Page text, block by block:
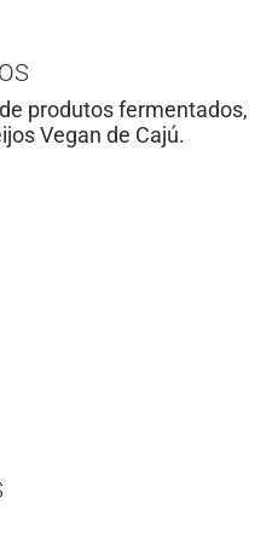
produtos fermentados,
Vegan de Cajú.